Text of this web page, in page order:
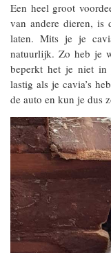
Een heel groot
van andere dieren, is
laten. Mits je je
natuurlijk. Zo heb je
beperkt het je niet
lastig als je cavia’s
de auto en kun je dus